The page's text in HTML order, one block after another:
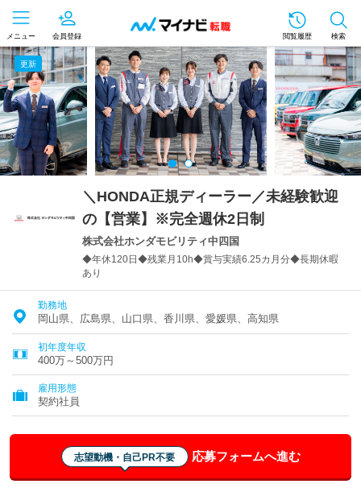
メニュー 会員登録 閲覧履歴 検索
更新
＼HONDA正規ディーラー／未経験歓迎
の【営業】※完全週休2日制
株式会社ホンダモビリティ中四国
◆年休120日◆残業月10h◆賞与実績6.25カ月分◆長期休暇
あり
勤務地
岡山県、広島県、山口県、香川県、愛媛県、高知県
初年度年収
400万～500万円
雇用形態
契約社員
志望動機・自己PR不要 応募フォームへ進む